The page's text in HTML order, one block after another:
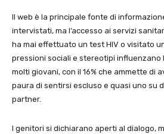
Il web è la principale fonte di
intervistati, ma l’accesso ai servizi
ha mai effettuato un test HIV o visitato
pressioni sociali e stereotipi influenzano
molti giovani, con il 16% che ammette di
paura di sentirsi escluso e quasi uno su
partner.
I genitori si dichiarano aperti al dialogo,